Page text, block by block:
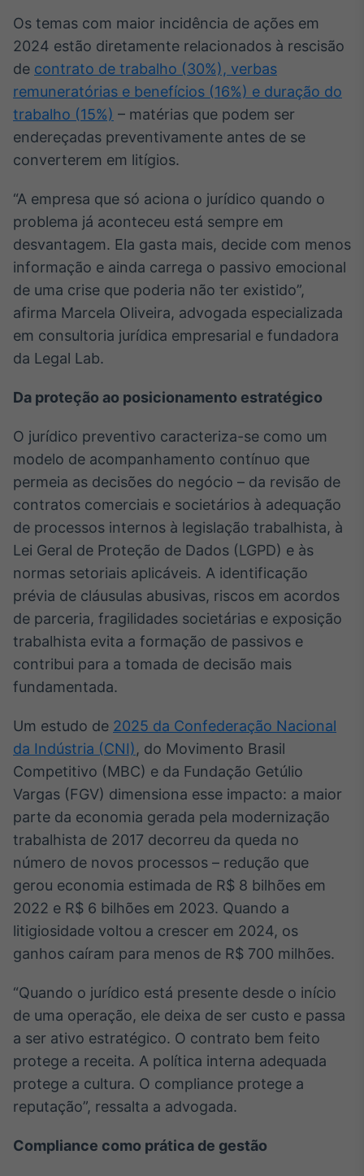
dados para
displays e telas
Broadcast
Curadoria
Curadoria de
Tecnologia
Broadcast
Radar
Monitoramento
inteligente de
notícias e
conteúdos
Broadcast
plataforma para
de investimento
no Brasil
IA
Em breve
BroadFast
Em breve
Investimentos
Em breve
Tokenização
Crédito
Os temas com maior incidência de ações em
2024 estão diretamente relacionados à rescisão
de contrato de trabalho (30%), verbas
remuneratórias e benefícios (16%) e duração do
trabalho (15%) – matérias que podem ser
endereçadas preventivamente antes de se
converterem em litígios.
“A empresa que só aciona o jurídico quando o
problema já aconteceu está sempre em
desvantagem. Ela gasta mais, decide com menos
informação e ainda carrega o passivo emocional
de uma crise que poderia não ter existido”,
afirma Marcela Oliveira, advogada especializada
em consultoria jurídica empresarial e fundadora
da Legal Lab.
Da proteção ao posicionamento estratégico
O jurídico preventivo caracteriza-se como um
modelo de acompanhamento contínuo que
permeia as decisões do negócio – da revisão de
contratos comerciais e societários à adequação
de processos internos à legislação trabalhista, à
Lei Geral de Proteção de Dados (LGPD) e às
normas setoriais aplicáveis. A identificação
prévia de cláusulas abusivas, riscos em acordos
de parceria, fragilidades societárias e exposição
trabalhista evita a formação de passivos e
contribui para a tomada de decisão mais
fundamentada.
Um estudo de 2025 da Confederação Nacional
da Indústria (CNI), do Movimento Brasil
Competitivo (MBC) e da Fundação Getúlio
Vargas (FGV) dimensiona esse impacto: a maior
parte da economia gerada pela modernização
trabalhista de 2017 decorreu da queda no
número de novos processos – redução que
gerou economia estimada de R$ 8 bilhões em
2022 e R$ 6 bilhões em 2023. Quando a
litigiosidade voltou a crescer em 2024, os
ganhos caíram para menos de R$ 700 milhões.
“Quando o jurídico está presente desde o início
de uma operação, ele deixa de ser custo e passa
a ser ativo estratégico. O contrato bem feito
protege a receita. A política interna adequada
protege a cultura. O compliance protege a
reputação”, ressalta a advogada.
Compliance como prática de gestão